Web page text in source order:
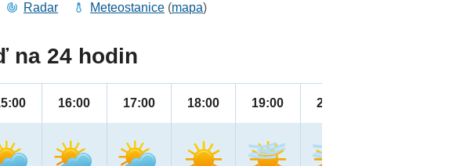
Radar Meteostanice (mapa)
na 24 hodin
16:00 17:00 18:00 19:00 20:00